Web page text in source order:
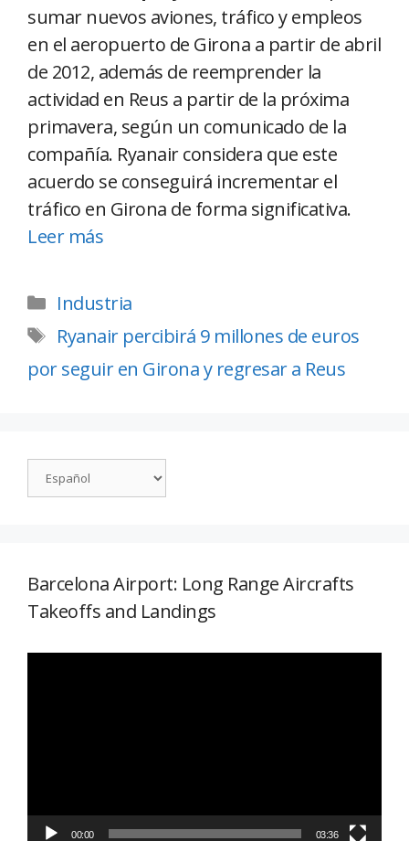
sumar nuevos aviones, tráfico y empleos
en el aeropuerto de Girona a partir de abril
de 2012, además de reemprender la
actividad en Reus a partir de la próxima
primavera, según un comunicado de la
compañía. Ryanair considera que este
acuerdo se conseguirá incrementar el
tráfico en Girona de forma significativa.
Leer más
Industria
Ryanair percibirá 9 millones de euros
por seguir en Girona y regresar a Reus
Barcelona Airport: Long Range Aircrafts
Takeoffs and Landings
00:00 03:36